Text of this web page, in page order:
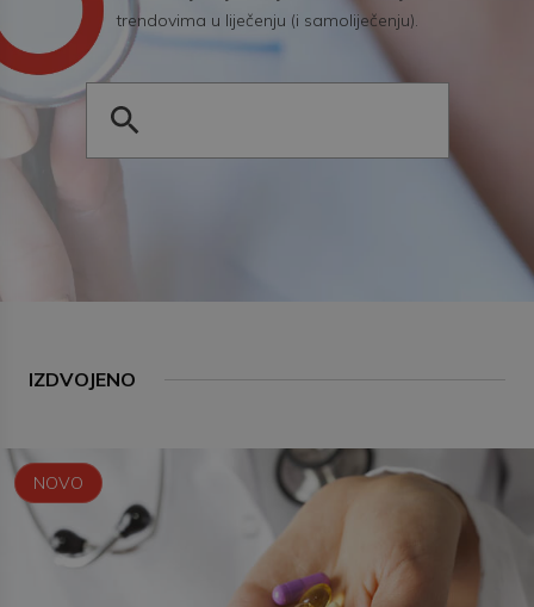
trendovima u liječenju (i samoliječenju).
IZDVOJENO
NOVO